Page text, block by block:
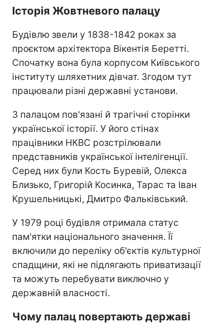
Історія Жовтневого палацу
Будівлю звели у 1838-1842 роках за
проєктом архітектора Вікентія Беретті.
Спочатку вона була корпусом Київського
інституту шляхетних дівчат. Згодом тут
працювали різні державні установи.
З палацом пов'язані й трагічні сторінки
української історії. У його стінах
працівники НКВС розстрілювали
представників української інтелігенції.
Серед них були Кость Буревій, Олекса
Близько, Григорій Косинка, Тарас та Іван
Крушельницькі, Дмитро Фальківський.
У 1979 році будівля отримала статус
пам'ятки національного значення. Її
включили до переліку об'єктів культурної
спадщини, які не підлягають приватизації
та можуть перебувати виключно у
державній власності.
Чому палац повертають державі